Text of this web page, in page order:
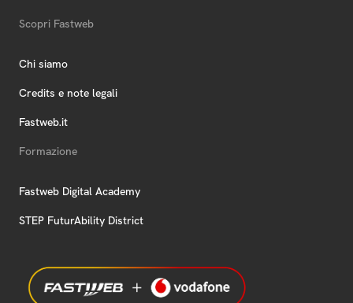
Scopri Fastweb
Chi siamo
Credits e note legali
Fastweb.it
Formazione
Fastweb Digital Academy
STEP FuturAbility District